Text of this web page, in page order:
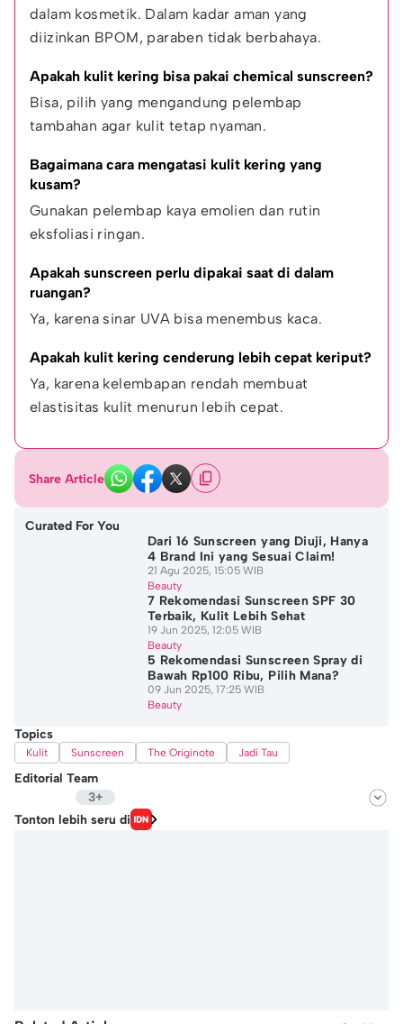
dalam kosmetik. Dalam kadar aman yang
diizinkan BPOM, paraben tidak berbahaya.
Apakah kulit kering bisa pakai chemical sunscreen?
Bisa, pilih yang mengandung pelembap
tambahan agar kulit tetap nyaman.
Bagaimana cara mengatasi kulit kering yang
kusam?
Gunakan pelembap kaya emolien dan rutin
eksfoliasi ringan.
Apakah sunscreen perlu dipakai saat di dalam
ruangan?
Ya, karena sinar UVA bisa menembus kaca.
Apakah kulit kering cenderung lebih cepat keriput?
Ya, karena kelembapan rendah membuat
elastisitas kulit menurun lebih cepat.
Share Article
Curated For You
Dari 16 Sunscreen yang Diuji, Hanya
4 Brand Ini yang Sesuai Claim!
21 Agu 2025, 15:05 WIB
Beauty
7 Rekomendasi Sunscreen SPF 30
Terbaik, Kulit Lebih Sehat
19 Jun 2025, 12:05 WIB
Beauty
5 Rekomendasi Sunscreen Spray di
Bawah Rp100 Ribu, Pilih Mana?
09 Jun 2025, 17:25 WIB
Beauty
Topics
Kulit Sunscreen The Originote Jadi Tau
Editorial Team
3+
Editor
Hidayat Taufik
Tonton lebih seru di